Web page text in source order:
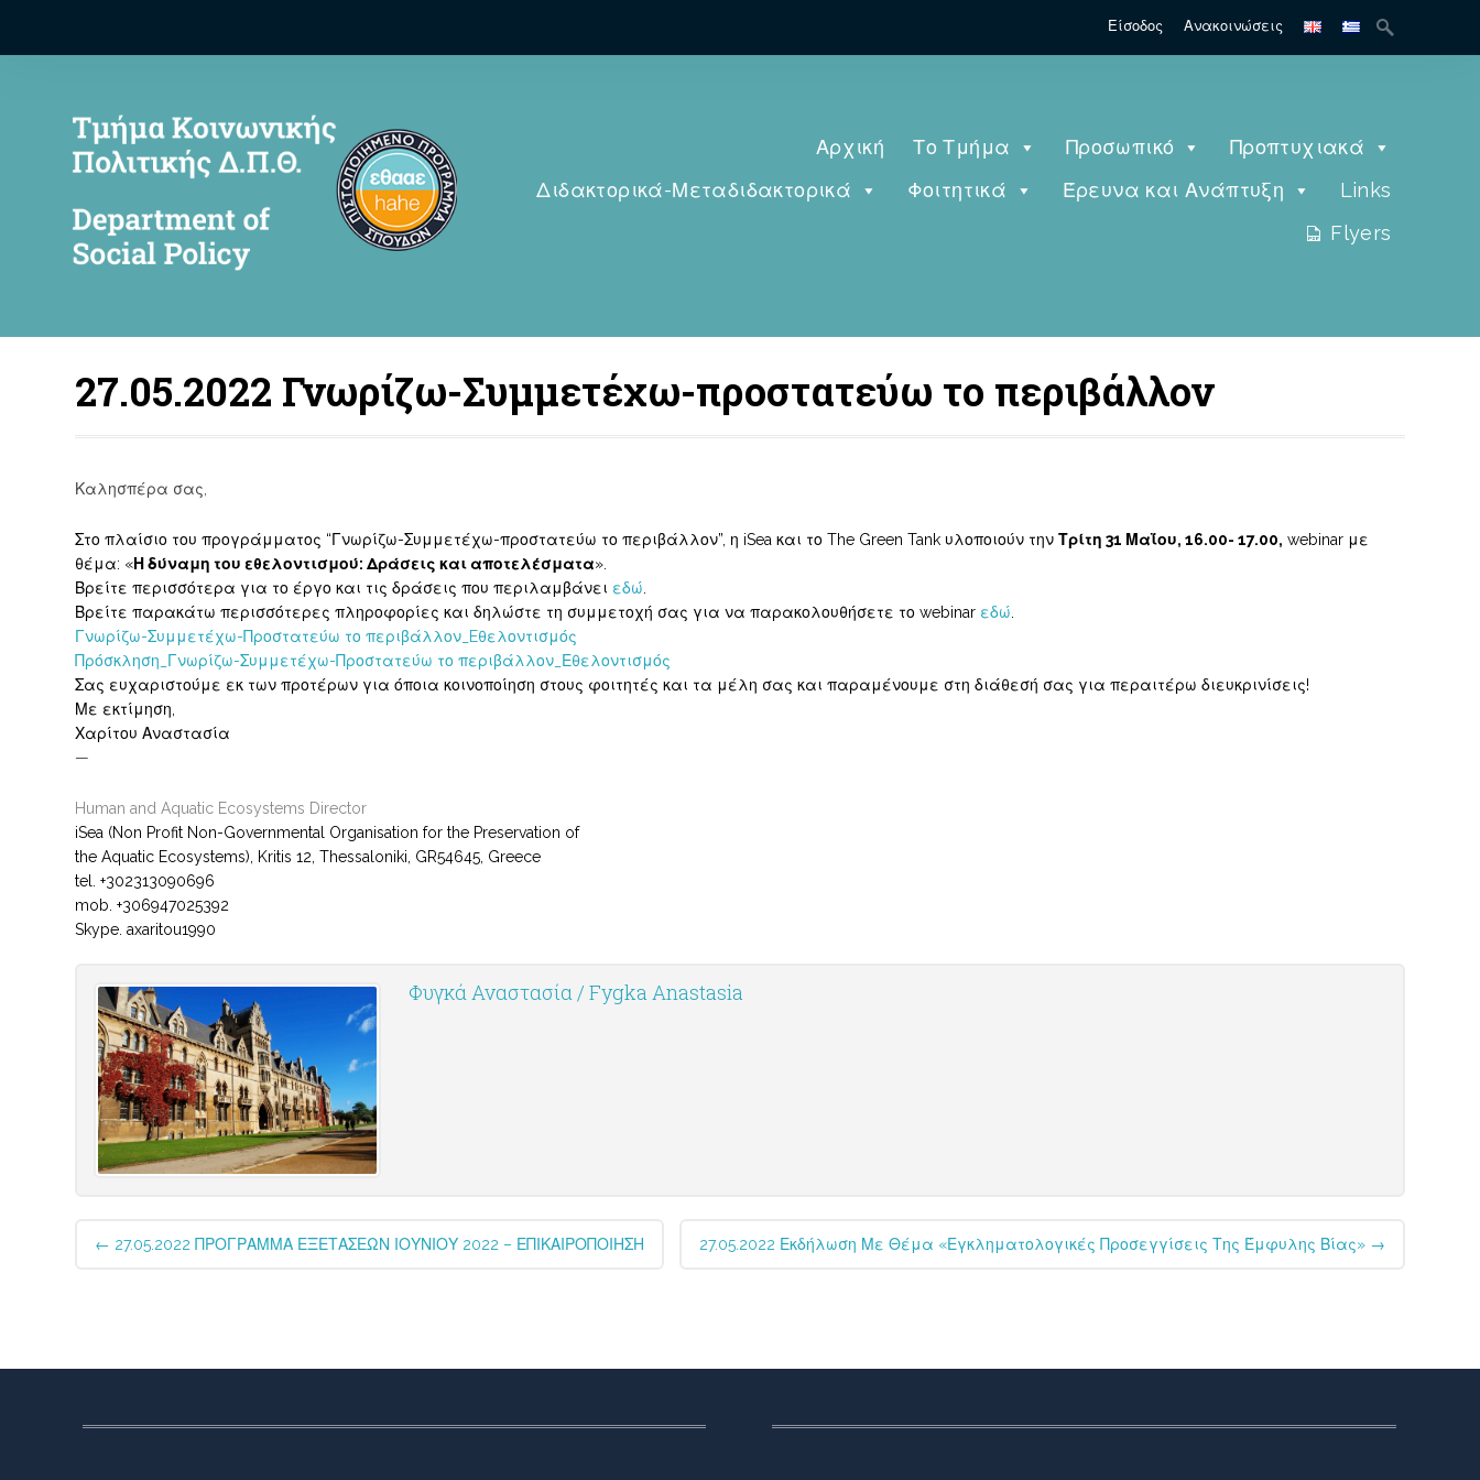
Είσοδος Ανακοινώσεις
Αρχική Το Τμήμα Προσωπικό
Προπτυχιακά
Διδακτορικά-Μεταδιδακτορικά
Φοιτητικά Έρευνα και Ανάπτυξη
Links
Flyers
27.05.2022 Γνωρίζω-Συμμετέχω-προστατεύω το περιβάλλον
Καλησπέρα σας,
Στο πλαίσιο του προγράμματος “Γνωρίζω-Συμμετέχω-προστατεύω το περιβάλλον”, η iSea και το The Green Tank υλοποιούν τηνΤρίτη 31 Μαΐου, 16.00- 17.00, webinar με
θέμα: «Η δύναμη του εθελοντισμού: Δράσεις και αποτελέσματα».
Βρείτε περισσότερα για το έργο και τις δράσεις που περιλαμβάνει εδώ
Βρείτε παρακάτω περισσότερες πληροφορίες και δηλώστε τη συμμετοχή σας για να παρακολουθήσετε το webinar εδώ
Γνωρίζω-Συμμετέχω-Προστατεύω το περιβάλλον_Eθελοντισμός
Πρόσκληση_Γνωρίζω-Συμμετέχω-Προστατεύω το περιβάλλον_Εθελοντισμός
Σας ευχαριστούμε εκ των προτέρων για όποια κοινοποίηση στους φοιτητές και τα μέλη σας και παραμένουμε στη διάθεσή σας για περαιτέρω διευκρινίσεις!
Με εκτίμηση,
Χαρίτου Αναστασία
—
Human and Aquatic Ecosystems Director
iSea (Non Profit Non-Governmental Organisation for the Preservation of
the Aquatic Ecosystems), Kritis 12, Thessaloniki, GR54645, Greece
tel. +302313090696
mob. +306947025392
Skype. axaritou1990
Φυγκά Αναστασία / Fygka Anastasia
Post
navigation
← 27.05.2022 ΠΡΟΓΡΑΜΜΑ ΕΞΕΤΑΣΕΩΝ ΙΟΥΝΙΟΥ 2022 – ΕΠΙΚΑΙΡΟΠΟΙΗΣΗ 27.05.2022 Εκδήλωση Με Θέμα «Εγκληματολογικές Προσεγγίσεις Της Έμφυλης Βίας» →